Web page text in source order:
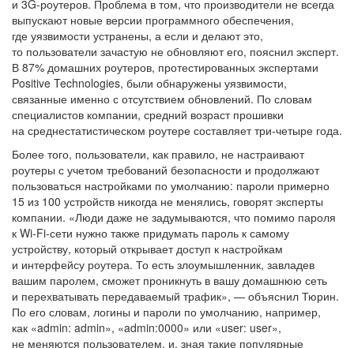
и 3G-роутеров. Проблема в том, что производители не всегда
выпускают новые версии программного обеспечения,
где уязвимости устранены, а если и делают это,
то пользователи зачастую не обновляют его, пояснил эксперт.
В 87% домашних роутеров, протестированных экспертами
Positive Technologies, были обнаружены уязвимости,
связанные именно с отсутствием обновлений. По словам
специалистов компании, средний возраст прошивки
на среднестатистическом роутере составляет три-четыре года.
Более того, пользователи, как правило, не настраивают
роутеры с учетом требований безопасности и продолжают
пользоваться настройками по умолчанию: пароли примерно
15 из 100 устройств никогда не менялись, говорят эксперты
компании. «Люди даже не задумываются, что помимо пароля
к Wi-Fi-сети нужно также придумать пароль к самому
устройству, который открывает доступ к настройкам
и интерфейсу роутера. То есть злоумышленник, завладев
вашим паролем, сможет проникнуть в вашу домашнюю сеть
и перехватывать передаваемый трафик», — объяснил Тюрин.
По его словам, логины и пароли по умолчанию, например,
как «admin: admin», «admin:0000» или «user: user»,
не меняются пользователем, и, зная такие популярные